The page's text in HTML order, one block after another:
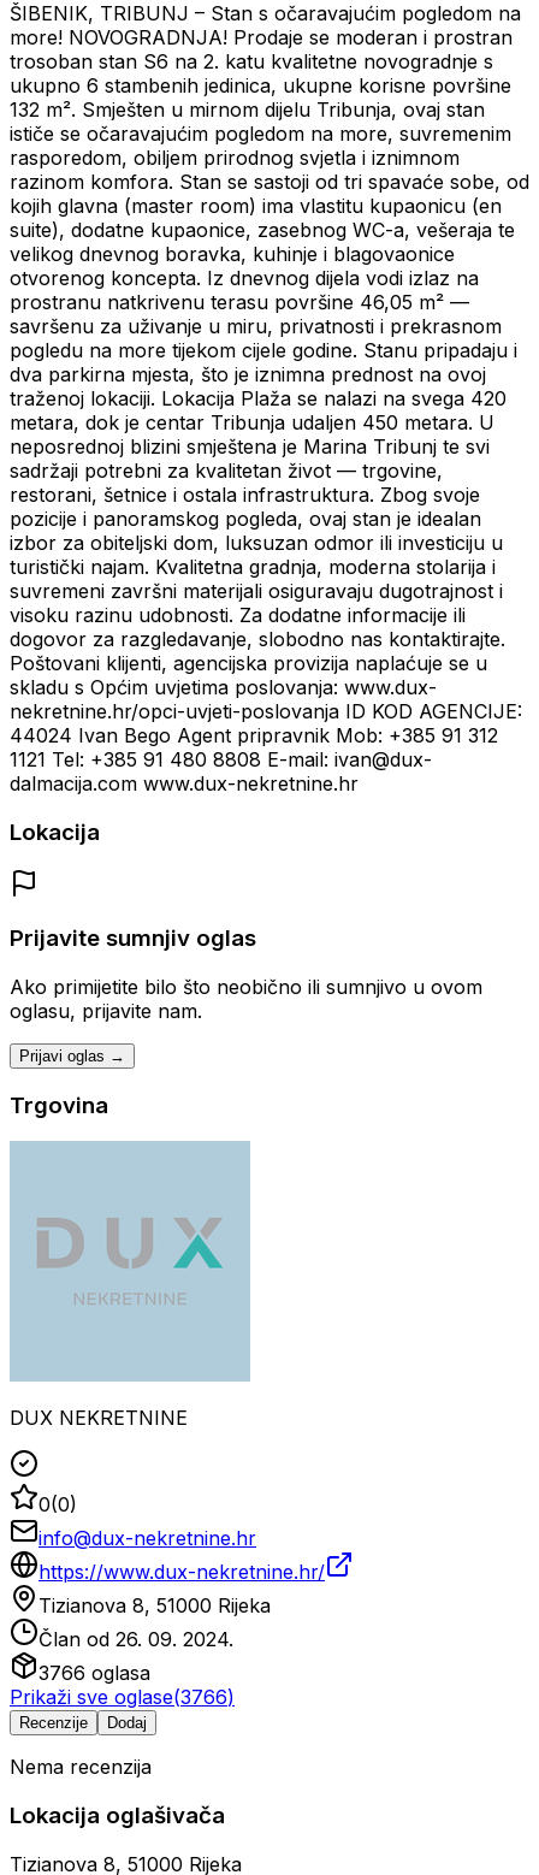
ŠIBENIK, TRIBUNJ – Stan s očaravajućim pogledom na
more! NOVOGRADNJA! Prodaje se moderan i prostran
trosoban stan S6 na 2. katu kvalitetne novogradnje s
ukupno 6 stambenih jedinica, ukupne korisne površine
132 m². Smješten u mirnom dijelu Tribunja, ovaj stan
ističe se očaravajućim pogledom na more, suvremenim
rasporedom, obiljem prirodnog svjetla i iznimnom
razinom komfora. Stan se sastoji od tri spavaće sobe, od
kojih glavna (master room) ima vlastitu kupaonicu (en
suite), dodatne kupaonice, zasebnog WC-a, vešeraja te
velikog dnevnog boravka, kuhinje i blagovaonice
otvorenog koncepta. Iz dnevnog dijela vodi izlaz na
prostranu natkrivenu terasu površine 46,05 m² —
savršenu za uživanje u miru, privatnosti i prekrasnom
pogledu na more tijekom cijele godine. Stanu pripadaju i
dva parkirna mjesta, što je iznimna prednost na ovoj
traženoj lokaciji. Lokacija Plaža se nalazi na svega 420
metara, dok je centar Tribunja udaljen 450 metara. U
neposrednoj blizini smještena je Marina Tribunj te svi
sadržaji potrebni za kvalitetan život — trgovine,
restorani, šetnice i ostala infrastruktura. Zbog svoje
pozicije i panoramskog pogleda, ovaj stan je idealan
izbor za obiteljski dom, luksuzan odmor ili investiciju u
turistički najam. Kvalitetna gradnja, moderna stolarija i
suvremeni završni materijali osiguravaju dugotrajnost i
visoku razinu udobnosti. Za dodatne informacije ili
dogovor za razgledavanje, slobodno nas kontaktirajte.
Poštovani klijenti, agencijska provizija naplaćuje se u
skladu s Općim uvjetima poslovanja: www.dux-
nekretnine.hr/opci-uvjeti-poslovanja ID KOD AGENCIJE:
44024 Ivan Bego Agent pripravnik Mob: +385 91 312
1121 Tel: +385 91 480 8808 E-mail: ivan@dux-
dalmacija.com www.dux-nekretnine.hr
Lokacija
Prijavite sumnjiv oglas
Ako primijetite bilo što neobično ili sumnjivo u ovom
oglasu, prijavite nam.
Prijavi oglas →
Trgovina
DUX NEKRETNINE
0(0)
info@dux-nekretnine.hr
https://www.dux-nekretnine.hr/
Tizianova 8, 51000 Rijeka
Član od 26. 09. 2024.
3766 oglasa
Prikaži sve oglase(3766)
Recenzije Dodaj
Nema recenzija
Lokacija oglašivača
Tizianova 8, 51000 Rijeka